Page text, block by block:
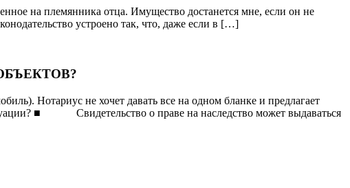
на племянника отца. Имущество достанется мне, если он не
устроено так, что, даже если в […]
Нотариус не хочет давать все на одном бланке и предлагает
■ Свидетельство о праве на наследство может выдаваться